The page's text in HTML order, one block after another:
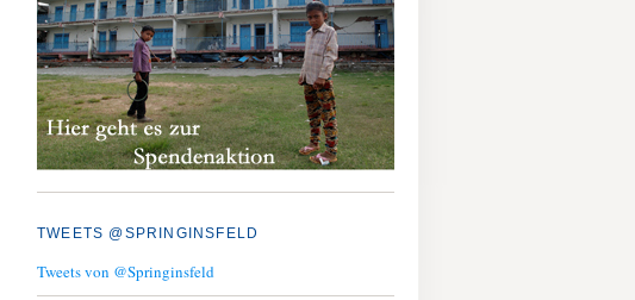
TWEETS @SPRINGINSFELD
Tweets von @Springinsfeld